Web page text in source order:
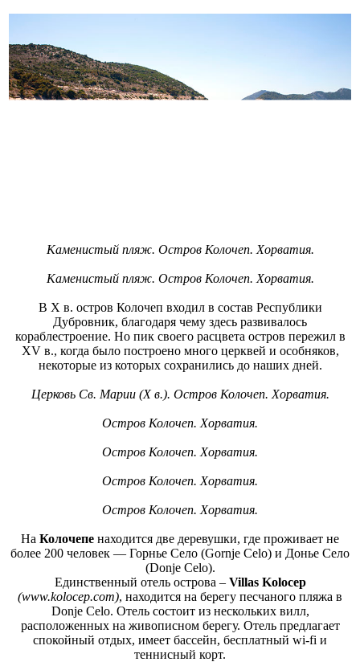
Каменистый пляж. Остров Колочеп. Хорватия.
Каменистый пляж. Остров Колочеп. Хорватия.
В X в. остров Колочеп входил в состав Республики
Дубровник, благодаря чему здесь развивалось
кораблестроение. Но пик своего расцвета остров пережил в
XV в., когда было построено много церквей и особняков,
некоторые из которых сохранились до наших дней.
Церковь Св. Марии (X в.). Остров Колочеп. Хорватия.
Остров Колочеп. Хорватия.
Остров Колочеп. Хорватия.
Остров Колочеп. Хорватия.
Остров Колочеп. Хорватия.
На Колочепе находится две деревушки, где проживает не
более 200 человек — Горнье Село (Gornje Celo) и Донье Село
(Donje Celo).
Единственный отель острова – Villas Kolocep
(www.kolocep.com), находится на берегу песчаного пляжа в
Donje Celo. Отель состоит из нескольких вилл,
расположенных на живописном берегу. Отель предлагает
спокойный отдых, имеет бассейн, бесплатный wi-fi и
теннисный корт.